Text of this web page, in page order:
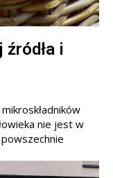
i
nie jest w